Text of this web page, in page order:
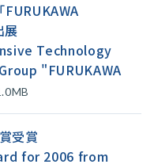
展
Technology
"FURUKAWA
受賞
for 2006 from